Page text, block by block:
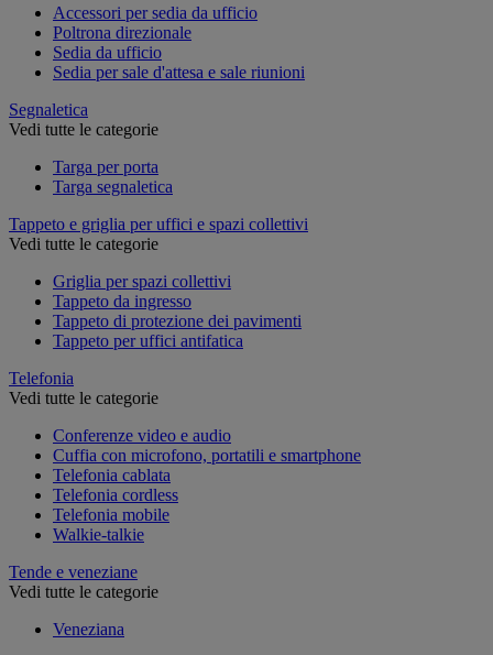
Accessori per sedia da ufficio
Poltrona direzionale
Sedia da ufficio
Sedia per sale d'attesa e sale riunioni
Segnaletica
Vedi tutte le categorie
Targa per porta
Targa segnaletica
Tappeto e griglia per uffici e spazi collettivi
Vedi tutte le categorie
Griglia per spazi collettivi
Tappeto da ingresso
Tappeto di protezione dei pavimenti
Tappeto per uffici antifatica
Telefonia
Vedi tutte le categorie
Conferenze video e audio
Cuffia con microfono, portatili e smartphone
Telefonia cablata
Telefonia cordless
Telefonia mobile
Walkie-talkie
Tende e veneziane
Vedi tutte le categorie
Veneziana